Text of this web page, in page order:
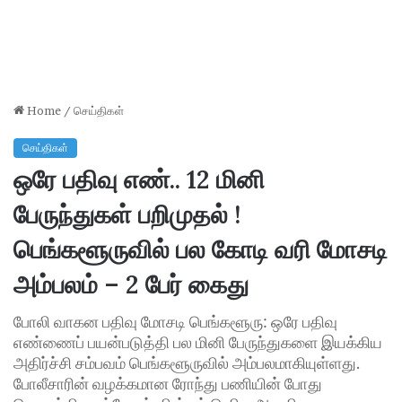
Home / செய்திகள்
செய்திகள்
ஒரே பதிவு எண்.. 12 மினி
பேருந்துகள் பறிமுதல் !
பெங்களூருவில் பல கோடி வரி மோசடி
அம்பலம் – 2 பேர் கைது
போலி வாகன பதிவு மோசடி பெங்களூரு: ஒரே பதிவு
எண்ணைப் பயன்படுத்தி பல மினி பேருந்துகளை இயக்கிய
அதிர்ச்சி சம்பவம் பெங்களூருவில் அம்பலமாகியுள்ளது.
போலீசாரின் வழக்கமான ரோந்து பணியின் போது